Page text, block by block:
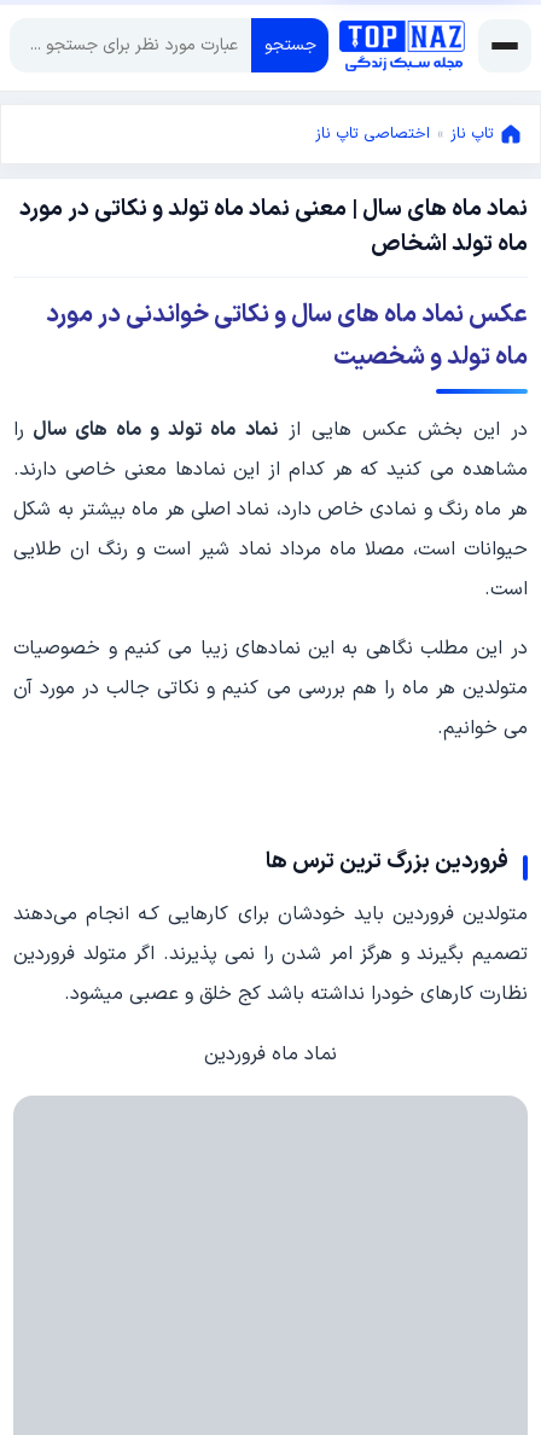
جستجو
تاپ ناز » اختصاصی تاپ ناز
نماد ماه های سال | معنی نماد ماه تولد و نکاتی در مورد
ماه تولد اشخاص
ژوئن
5,
2022
عکس نماد ماه های سال و نکاتی خواندنی در مورد
ماه تولد و شخصیت
در این بخش عکس هایی ازنماد ماه تولد و ماه های سال را
مشاهده می کنید که هر کدام از این نمادها معنی خاصی دارند.
هر ماه رنگ و نمادی خاص دارد، نماد اصلی هر ماه بیشتر به شکل
حیوانات است، مصلا ماه مرداد نماد شیر است و رنگ ان طلایی
است.
در این مطلب نگاهی به این نمادهای زیبا می کنیم و خصوصیات
متولدین هر ماه را هم بررسی می کنیم و نکاتی جالب در مورد آن
می خوانیم.
فروردین بزرگ ترین ترس ها
متولدین فروردین باید خودشان برای کارهایی کـه انجام می‌دهند
تصمیم بگیرند و هرگز امر شدن را نمی پذیرند. اگر متولد فروردین
نظارت کارهای خودرا نداشته باشد کج خلق و عصبی میشود.
نماد ماه فروردین